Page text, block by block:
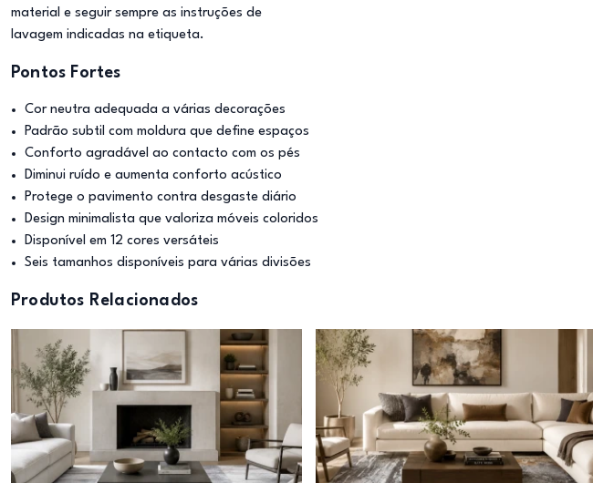
material e seguir sempre as instruções de
lavagem indicadas na etiqueta.
Pontos Fortes
Cor neutra adequada a várias decorações
Padrão subtil com moldura que define espaços
Conforto agradável ao contacto com os pés
Diminui ruído e aumenta conforto acústico
Protege o pavimento contra desgaste diário
Design minimalista que valoriza móveis coloridos
Disponível em 12 cores versáteis
Seis tamanhos disponíveis para várias divisões
Produtos Relacionados